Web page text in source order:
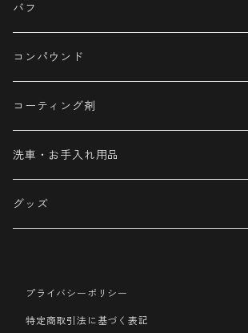
バフ
ウレタンバフ
Φ40
Φ100
ロングウールバフ
ウールバフ
コンパウンド
コーティング剤
洗車・お手入れ用品
カーシャンプー
メンテナンス用品
グッズ
プライバシーポリシー
特定商取引法に基づく表記